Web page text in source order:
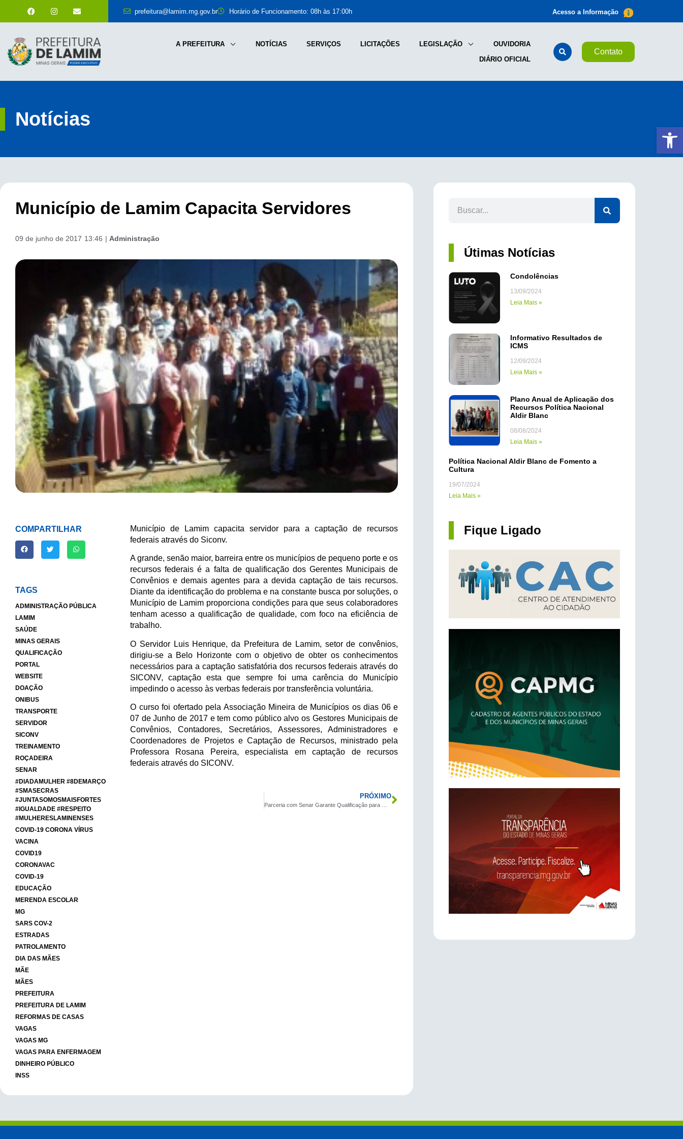
prefeitura@lamim.mg.gov.br Horário de Funcionamento: 08h às 17:00h Acesso a Informação
A PREFEITURA NOTÍCIAS SERVIÇOS LICITAÇÕES LEGISLAÇÃO
OUVIDORIA
DIÁRIO OFICIAL
Contato
Notícias
Município de Lamim Capacita Servidores
09 de junho de 2017 13:46 | Administração
COMPARTILHAR
TAGS
ADMINISTRAÇÃO PÚBLICA
LAMIM
SAÚDE
MINAS GERAIS
QUALIFICAÇÃO
PORTAL
WEBSITE
DOAÇÃO
ONIBUS
TRANSPORTE
SERVIDOR
SICONV
TREINAMENTO
ROÇADEIRA
SENAR
#DIADAMULHER #8DEMARÇO
#SMASECRAS
#JUNTASOMOSMAISFORTES
#IGUALDADE #RESPEITO
#MULHERESLAMINENSES
COVID-19 CORONA VÍRUS
VACINA
COVID19
CORONAVAC
COVID-19
EDUCAÇÃO
MERENDA ESCOLAR
MG
SARS COV-2
ESTRADAS
PATROLAMENTO
DIA DAS MÃES
MÃE
MÃES
PREFEITURA
PREFEITURA DE LAMIM
REFORMAS DE CASAS
VAGAS
VAGAS MG
VAGAS PARA ENFERMAGEM
DINHEIRO PÚBLICO
INSS
Município de Lamim capacita servidor para a captação de recursos
federais através do Siconv.
A grande, senão maior, barreira entre os municípios de pequeno porte e os
recursos federais é a falta de qualificação dos Gerentes Municipais de
Convênios e demais agentes para a devida captação de tais recursos.
Diante da identificação do problema e na constante busca por soluções, o
Município de Lamim proporciona condições para que seus colaboradores
tenham acesso a qualificação de qualidade, com foco na eficiência de
trabalho.
O Servidor Luis Henrique, da Prefeitura de Lamim, setor de convênios,
dirigiu-se a Belo Horizonte com o objetivo de obter os conhecimentos
necessários para a captação satisfatória dos recursos federais através do
SICONV, captação esta que sempre foi uma carência do Município
impedindo o acesso às verbas federais por transferência voluntária.
O curso foi ofertado pela Associação Mineira de Municípios os dias 06 e
07 de Junho de 2017 e tem como público alvo os Gestores Municipais de
Convênios, Contadores, Secretários, Assessores, Administradores e
Coordenadores de Projetos e Captação de Recursos, ministrado pela
Professora Rosana Pereira, especialista em captação de recursos
federais através do SICONV.
PRÓXIMO
Útimas Notícias
Condolências
13/09/2024
Leia Mais »
Informativo Resultados de
ICMS
12/09/2024
Leia Mais »
Plano Anual de Aplicação dos
Recursos Política Nacional
Aldir Blanc
08/08/2024
Leia Mais »
Política Nacional Aldir Blanc de Fomento a
Cultura
19/07/2024
Leia Mais »
Fique Ligado